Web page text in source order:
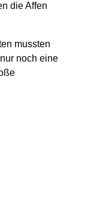
die Affen
mussten
noch eine